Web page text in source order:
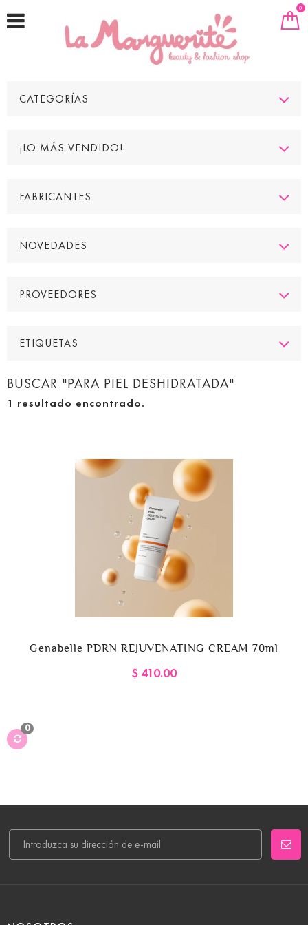
0
CATEGORÍAS
¡LO MÁS VENDIDO!
FABRICANTES
NOVEDADES
PROVEEDORES
ETIQUETAS
BUSCAR "PARA PIEL DESHIDRATADA"
1 resultado encontrado.
Genabelle PDRN REJUVENATING CREAM 70ml
$ 410.00
0